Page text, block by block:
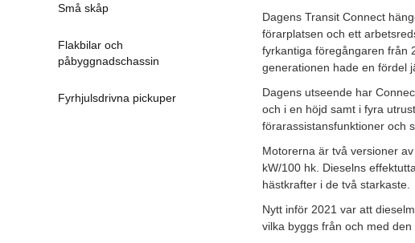
Små skåp
Flakbilar och
påbyggnadschassin
Fyrhjulsdrivna pickuper
Dagens Transit Connect
förarplatsen och ett
fyrkantiga föregångaren från
generationen hade en fördel
Dagens utseende har
och i en höjd samt i fyra
förarassistansfunktioner och
Motorerna är två versioner
kW/100 hk. Dieselns
hästkrafter i de två starkaste.
Nytt inför 2021 var att
vilka byggs från och med